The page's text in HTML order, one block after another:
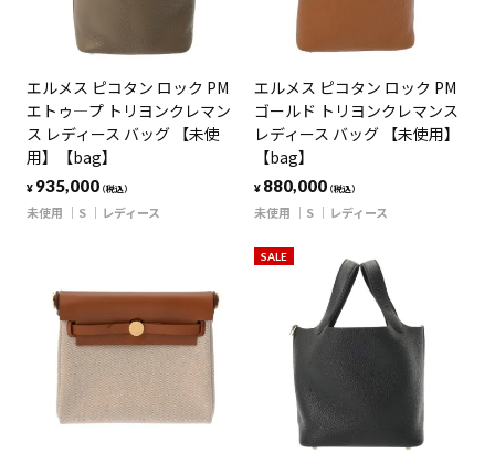
エルメス ピコタン ロック PM
エトゥ―プ トリヨンクレマン
ス レディース バッグ 【未使
用】【bag】
¥ 935,000（税込）
未使用 S レディース
エルメス ピコタン ロック PM
ゴールド トリヨンクレマンス
レディース バッグ 【未使用】
【bag】
¥ 880,000（税込）
未使用 S レディース
SALE